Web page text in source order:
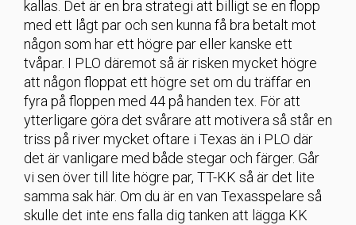
kallas. Det är en bra strategi att billigt se en flopp
med ett lågt par och sen kunna få bra betalt mot
någon som har ett högre par eller kanske ett
tvåpar. I PLO däremot så är risken mycket högre
att någon floppat ett högre set om du träffar en
fyra på floppen med 44 på handen tex. För att
ytterligare göra det svårare att motivera så står en
triss på river mycket oftare i Texas än i PLO där
det är vanligare med både stegar och färger. Går
vi sen över till lite högre par, TT-KK så är det lite
samma sak här. Om du är en van Texasspelare så
skulle det inte ens falla dig tanken att lägga KK